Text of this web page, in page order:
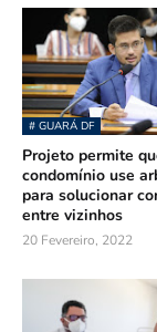
# GUARÁ DF
Projeto permite
condomínio use
para solucionar
entre vizinhos
20 Fevereiro, 2022